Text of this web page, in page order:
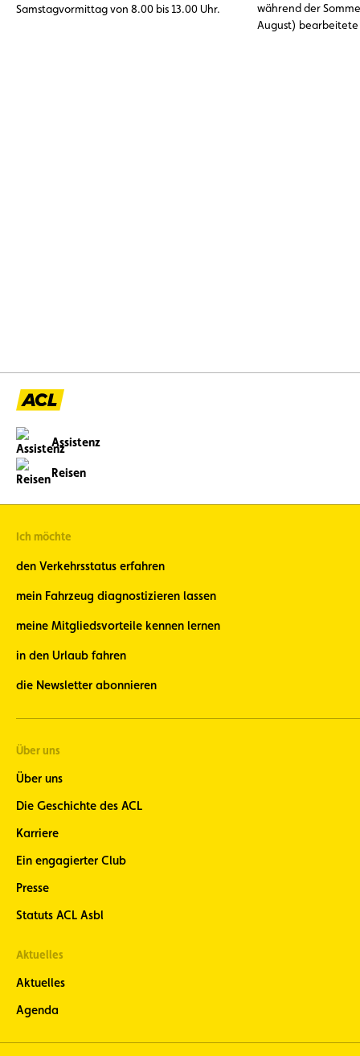
Samstagvormittag von 8.00 bis 13.00 Uhr.
während der
August)
Assistenz
Reisen
Ich möchte
den Verkehrsstatus erfahren
mein Fahrzeug diagnostizieren lassen
meine Mitgliedsvorteile kennen lernen
in den Urlaub fahren
die Newsletter abonnieren
Über uns
Über uns
Die Geschichte des ACL
Karriere
Ein engagierter Club
Presse
Statuts ACL Asbl
Aktuelles
Aktuelles
Agenda